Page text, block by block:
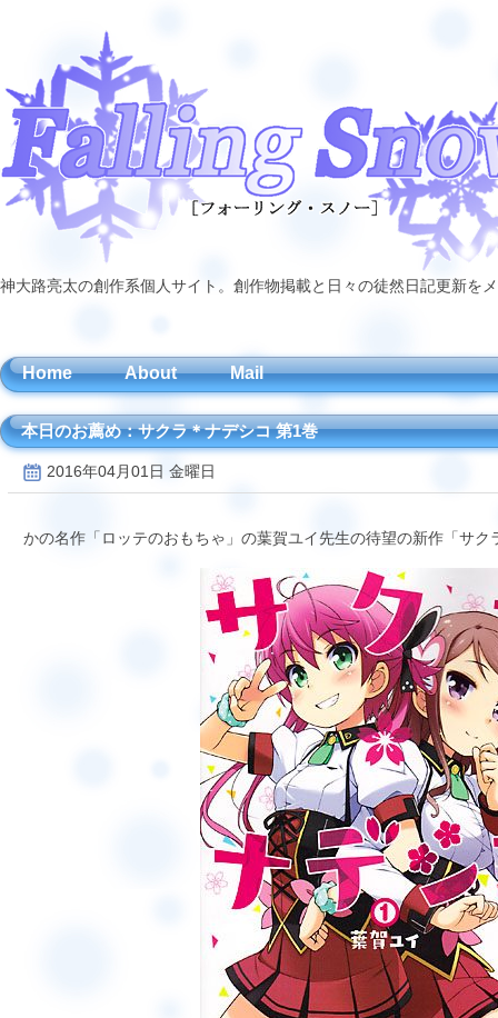
神大路亮太の創作系個人サイト。創作物掲載と日々の徒然日記更新
Home About Mail
本日のお薦め：サクラ＊ナデシコ 第1巻
2016年04月01日 金曜日
かの名作「ロッテのおもちゃ」の葉賀ユイ先生の待望の新作「サク